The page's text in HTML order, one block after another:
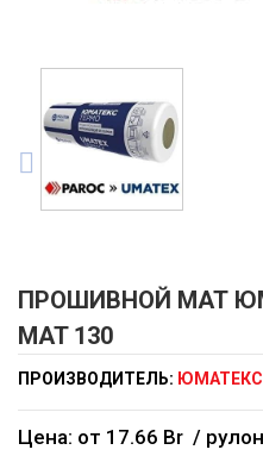
ПРОШИВНОЙ МАТ
MAT 130
ПРОИЗВОДИТЕЛЬ: ЮМАТЕКС
Цена: от 17.66 Br / рулон